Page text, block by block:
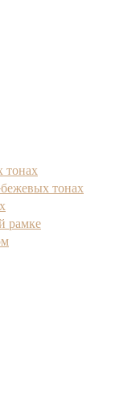
тонах
тонах
рамке